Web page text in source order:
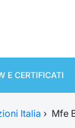
E CERTIFICATI
Italia › Mfe